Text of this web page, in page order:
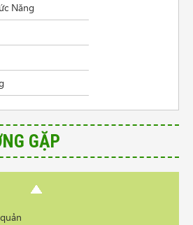
Năng
GẶP
trị vẩy nến da đầu
ngủ lo âu
khỏi hoàn toàn được không?
tuyến giáp nhỏ lại
cách nào nhanh nhất
cột sống khi đổi thời tiết?
trị vẩy nến da đầu